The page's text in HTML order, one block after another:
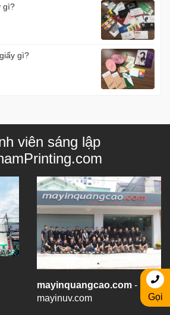
gì?
gì?
viên sáng lập
mayinquangcao.com -
mayinuv.com
Gọi